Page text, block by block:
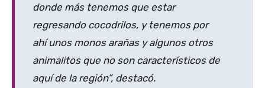
donde más tenemos que estar
regresando cocodrilos, y tenemos por
ahí unos monos arañas y algunos otros
animalitos que no son característicos de
aquí de la región”, destacó.